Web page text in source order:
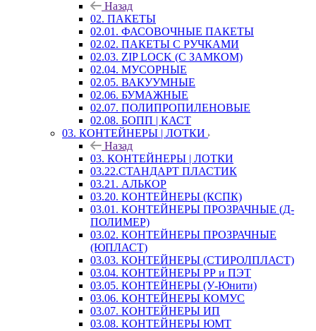
Назад
02. ПАКЕТЫ
02.01. ФАСОВОЧНЫЕ ПАКЕТЫ
02.02. ПАКЕТЫ С РУЧКАМИ
02.03. ZIP LOСK (С ЗАМКОМ)
02.04. МУСОРНЫЕ
02.05. ВАКУУМНЫЕ
02.06. БУМАЖНЫЕ
02.07. ПОЛИПРОПИЛЕНОВЫЕ
02.08. БОПП | КАСТ
03. КОНТЕЙНЕРЫ | ЛОТКИ
Назад
03. КОНТЕЙНЕРЫ | ЛОТКИ
03.22.СТАНДАРТ ПЛАСТИК
03.21. АЛЬКОР
03.20. КОНТЕЙНЕРЫ (КСПК)
03.01. КОНТЕЙНЕРЫ ПРОЗРАЧНЫЕ (Д-
ПОЛИМЕР)
03.02. КОНТЕЙНЕРЫ ПРОЗРАЧНЫЕ
(ЮПЛАСТ)
03.03. КОНТЕЙНЕРЫ (СТИРОЛПЛАСТ)
03.04. КОНТЕЙНЕРЫ РР и ПЭТ
03.05. КОНТЕЙНЕРЫ (У-Юнити)
03.06. КОНТЕЙНЕРЫ КОМУС
03.07. КОНТЕЙНЕРЫ ИП
03.08. КОНТЕЙНЕРЫ ЮМТ